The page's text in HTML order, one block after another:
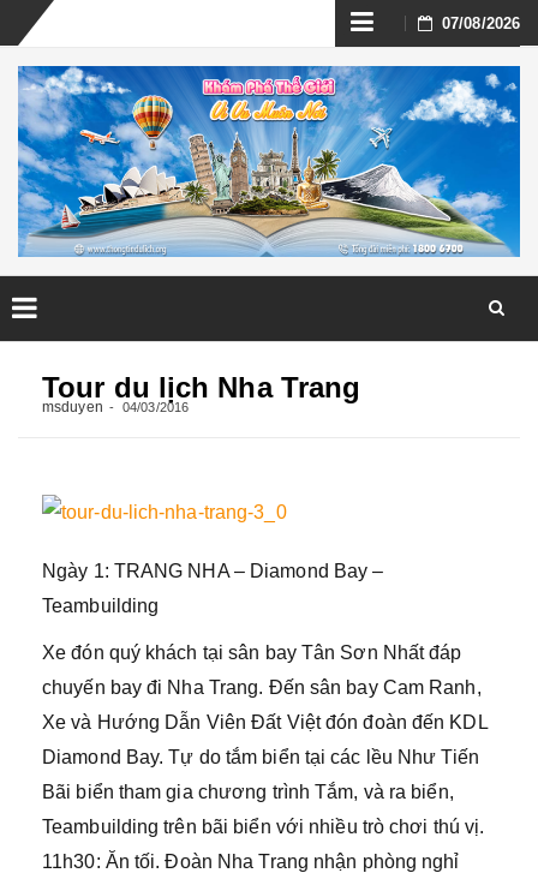
Skip
to
content
07/08/2026
content
Tour du lịch Nha Trang
msduyen 04/03/2016
Ngày 1: TRANG NHA – Diamond Bay –
Teambuilding
Xe đón quý khách tại sân bay Tân Sơn Nhất đáp
chuyến bay đi Nha Trang. Đến sân bay Cam Ranh,
Xe và Hướng Dẫn Viên Đất Việt đón đoàn đến KDL
Diamond Bay. Tự do tắm biển tại các lều Như Tiến
Bãi biển tham gia chương trình Tắm, và ra biển,
Teambuilding trên bãi biển với nhiều trò chơi thú vị.
11h30: Ăn tối. Đoàn Nha Trang nhận phòng nghỉ